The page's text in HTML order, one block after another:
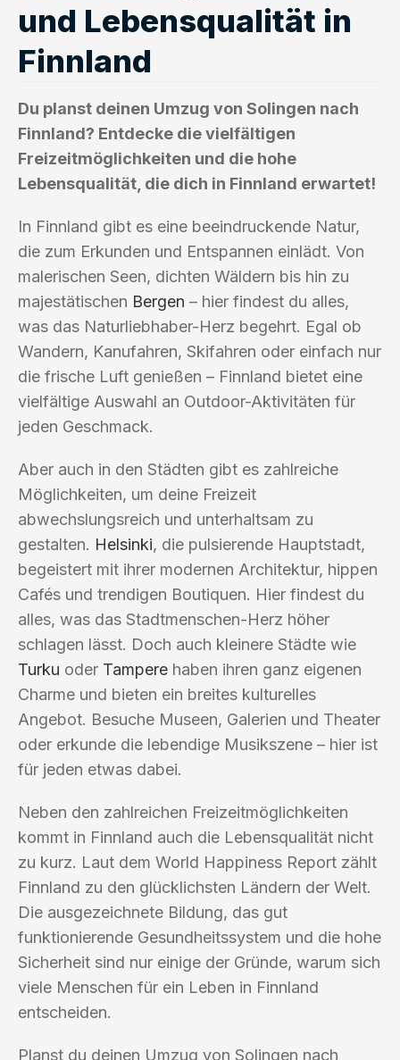
und Lebensqualität in
Finnland
Du planst deinen Umzug von Solingen nach
Finnland? Entdecke die vielfältigen
Freizeitmöglichkeiten und die hohe
Lebensqualität, die dich in Finnland erwartet!
In Finnland gibt es eine beeindruckende Natur,
die zum Erkunden und Entspannen einlädt. Von
malerischen Seen, dichten Wäldern bis hin zu
majestätischen Bergen – hier findest du alles,
was das Naturliebhaber-Herz begehrt. Egal ob
Wandern, Kanufahren, Skifahren oder einfach nur
die frische Luft genießen – Finnland bietet eine
vielfältige Auswahl an Outdoor-Aktivitäten für
jeden Geschmack.
Aber auch in den Städten gibt es zahlreiche
Möglichkeiten, um deine Freizeit
abwechslungsreich und unterhaltsam zu
gestalten. Helsinki, die pulsierende Hauptstadt,
begeistert mit ihrer modernen Architektur, hippen
Cafés und trendigen Boutiquen. Hier findest du
alles, was das Stadtmenschen-Herz höher
schlagen lässt. Doch auch kleinere Städte wie
Turku oder Tampere haben ihren ganz eigenen
Charme und bieten ein breites kulturelles
Angebot. Besuche Museen, Galerien und Theater
oder erkunde die lebendige Musikszene – hier ist
für jeden etwas dabei.
Neben den zahlreichen Freizeitmöglichkeiten
kommt in Finnland auch die Lebensqualität nicht
zu kurz. Laut dem World Happiness Report zählt
Finnland zu den glücklichsten Ländern der Welt.
Die ausgezeichnete Bildung, das gut
funktionierende Gesundheitssystem und die hohe
Sicherheit sind nur einige der Gründe, warum sich
viele Menschen für ein Leben in Finnland
entscheiden.
Planst du deinen Umzug von Solingen nach